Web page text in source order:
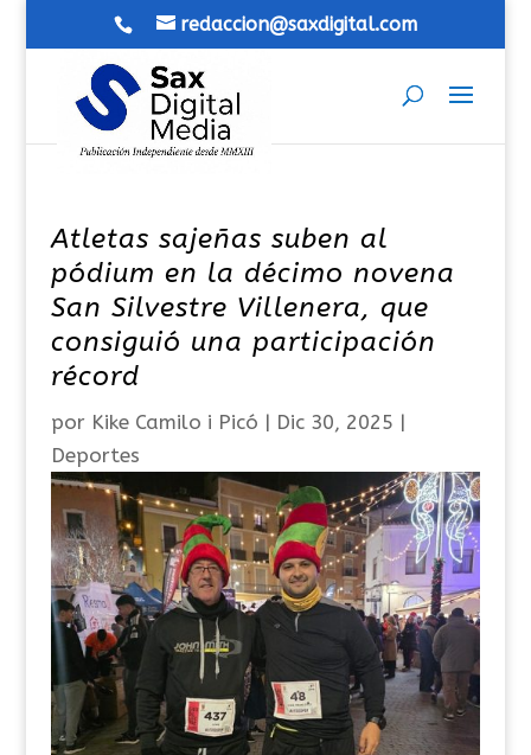
redaccion@saxdigital.com
Atletas sajeñas suben al
pódium en la décimo novena
San Silvestre Villenera, que
consiguió una participación
récord
por Kike Camilo i Picó | Dic 30, 2025 |
Deportes